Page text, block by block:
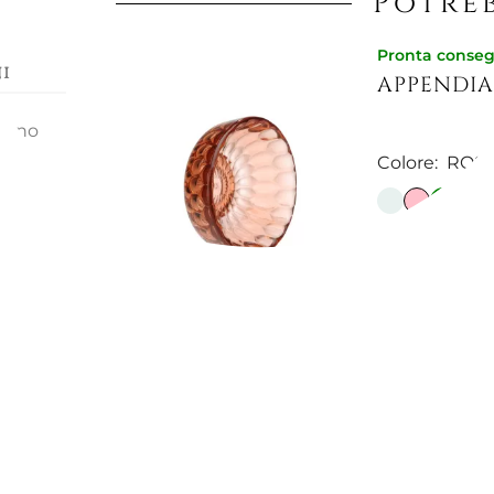
Pronta
Colore: ROSA